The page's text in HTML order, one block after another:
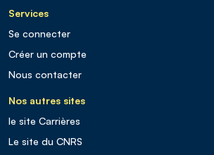
Services
Se connecter
Créer un compte
Nous contacter
Nos autres sites
le site Carrières
Le site du CNRS